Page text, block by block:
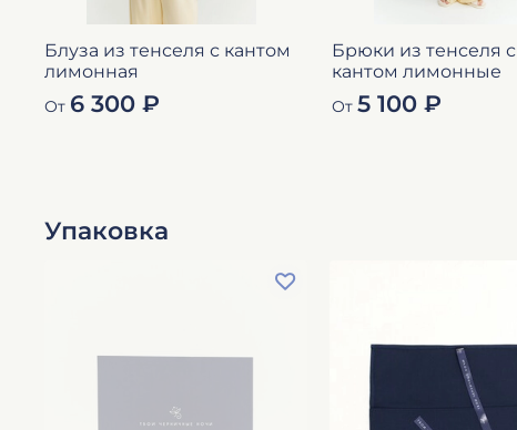
Блуза из тенселя с кантом
лимонная
От 6 300 ₽
Брюки из тенселя с
кантом лимонные
От 5 100 ₽
Упаковка